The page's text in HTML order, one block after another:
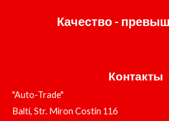
Качество -
Контакты
"Auto-Trade"
Balti, Str. Miron Costin 116